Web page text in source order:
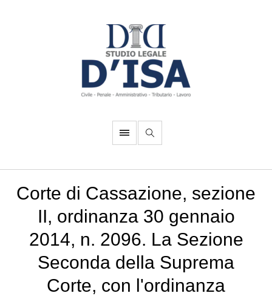
Corte di Cassazione, sezione
II, ordinanza 30 gennaio
2014, n. 2096. La Sezione
Seconda della Suprema
Corte, con l'ordinanza